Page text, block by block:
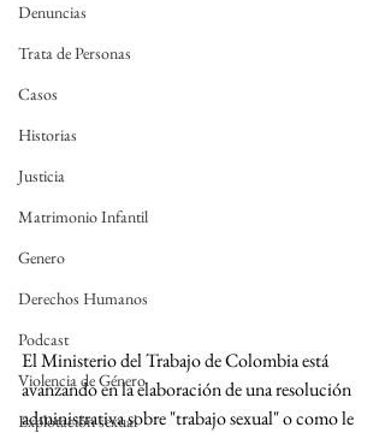
Denuncias
Trata de Personas
Casos
Historias
Justicia
Matrimonio Infantil
Genero
Derechos Humanos
Podcast
Violencia de Género
Explotación sexual
El Ministerio del Trabajo de Colombia está
avanzando en la elaboración de una resolución
administrativa sobre "trabajo sexual" o como le